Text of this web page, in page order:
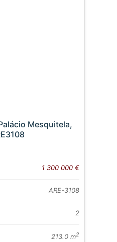
Mesquitela,
1 300 000 €
ARE-3108
2
213.0 m2